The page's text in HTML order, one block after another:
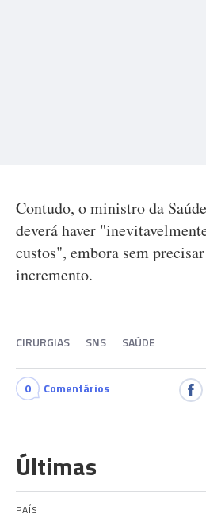
Contudo, o ministro da
deverá haver
custos", embora sem
incremento.
CIRURGIAS SNS SAÚDE
0 Comentários
Últimas
PAÍS